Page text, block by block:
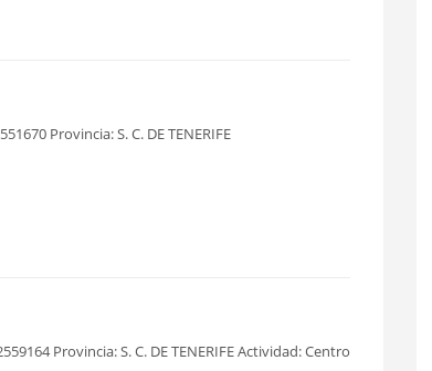
Provincia: S. C. DE TENERIFE
Provincia: S. C. DE TENERIFE Actividad: Centro